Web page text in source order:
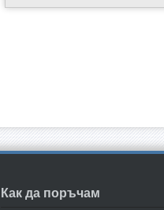
Как да поръчам